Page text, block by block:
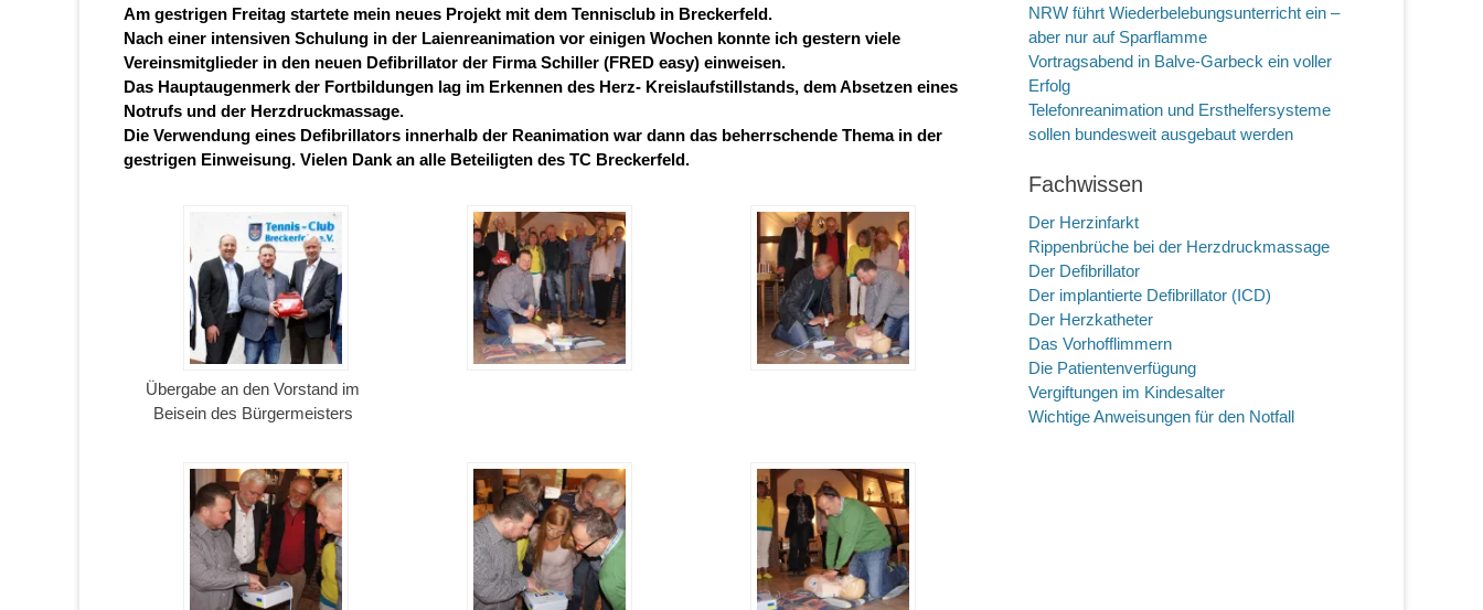
Am gestrigen Freitag startete mein neues Projekt mit dem Tennisclub in Breckerfeld.
Nach einer intensiven Schulung in der Laienreanimation vor einigen Wochen konnte ich gestern viele
Vereinsmitglieder in den neuen Defibrillator der Firma Schiller (FRED easy) einweisen.
Das Hauptaugenmerk der Fortbildungen lag im Erkennen des Herz- Kreislaufstillstands, dem Absetzen eines
Notrufs und der Herzdruckmassage.
Die Verwendung eines Defibrillators innerhalb der Reanimation war dann das beherrschende Thema in der
gestrigen Einweisung. Vielen Dank an alle Beteiligten des TC Breckerfeld.
Übergabe an den Vorstand im
Beisein des Bürgermeisters
NRW führt Wiederbelebungsunterricht ein –
aber nur auf Sparflamme
Vortragsabend in Balve-Garbeck ein voller
Erfolg
Telefonreanimation und Ersthelfersysteme
sollen bundesweit ausgebaut werden
Fachwissen
Der Herzinfarkt
Rippenbrüche bei der Herzdruckmassage
Der Defibrillator
Der implantierte Defibrillator (ICD)
Der Herzkatheter
Das Vorhofflimmern
Die Patientenverfügung
Vergiftungen im Kindesalter
Wichtige Anweisungen für den Notfall